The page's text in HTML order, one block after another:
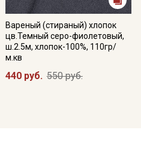
Вареный (стираный) хлопок
цв.Темный серо-фиолетовый,
ш.2.5м, хлопок-100%, 110гр/
м.кв
440 руб. 550 руб.